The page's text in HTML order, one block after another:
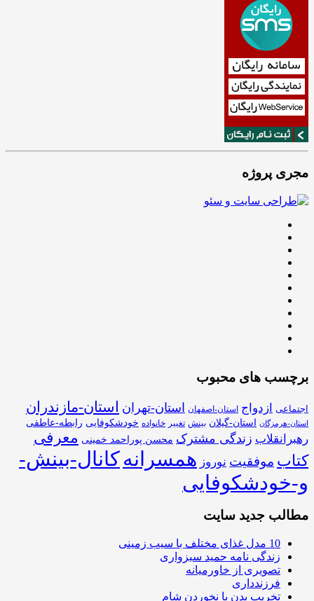
مجری پروژه
برچسب های محبوب
اجتماعی ازدواج استان-اصفهان استان-تهران استان-مازندران
استان-هرمزگان استان-گیلان بینش تغییر خانواده خودشکوفایی رابطه-عاطفی
رهبرانقلاب زندگی مشترک محسن پوراحمد خمینی معرفی
کتاب موفقیت نوروز همسرانهکانال-بینش-
و-خودشکوفایی
مطالب جدید سایت
10 مدل غذای مختلف با سیب زمینی
زندگی نامه حمید سبزواری
تصویری از خاورمیانه
فرزندداری
تخریب بدن با نخوردن شام